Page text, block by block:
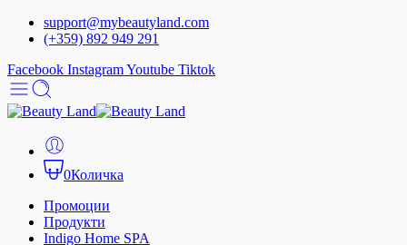
support@mybeautyland.com
(+359) 892 949 291
Facebook InstagramYoutube Tiktok
0Количка
Промоции
Продукти
Indigo Home SPA